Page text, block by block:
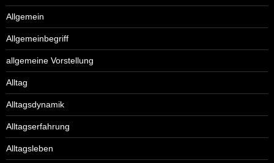
Allgemein
Allgemeinbegriff
allgemeine Vorstellung
Alltag
Alltagsdynamik
Alltagserfahrung
Alltagsleben